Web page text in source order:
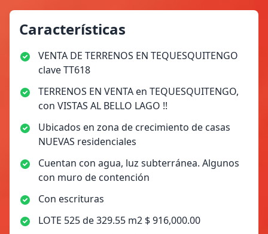
Características
VENTA DE TERRENOS EN TEQUESQUITENGO
clave TT618
TERRENOS EN VENTA en TEQUESQUITENGO,
con VISTAS AL BELLO LAGO !!
Ubicados en zona de crecimiento de casas
NUEVAS residenciales
Cuentan con agua, luz subterránea. Algunos
con muro de contención
Con escrituras
LOTE 525 de 329.55 m2 $ 916,000.00